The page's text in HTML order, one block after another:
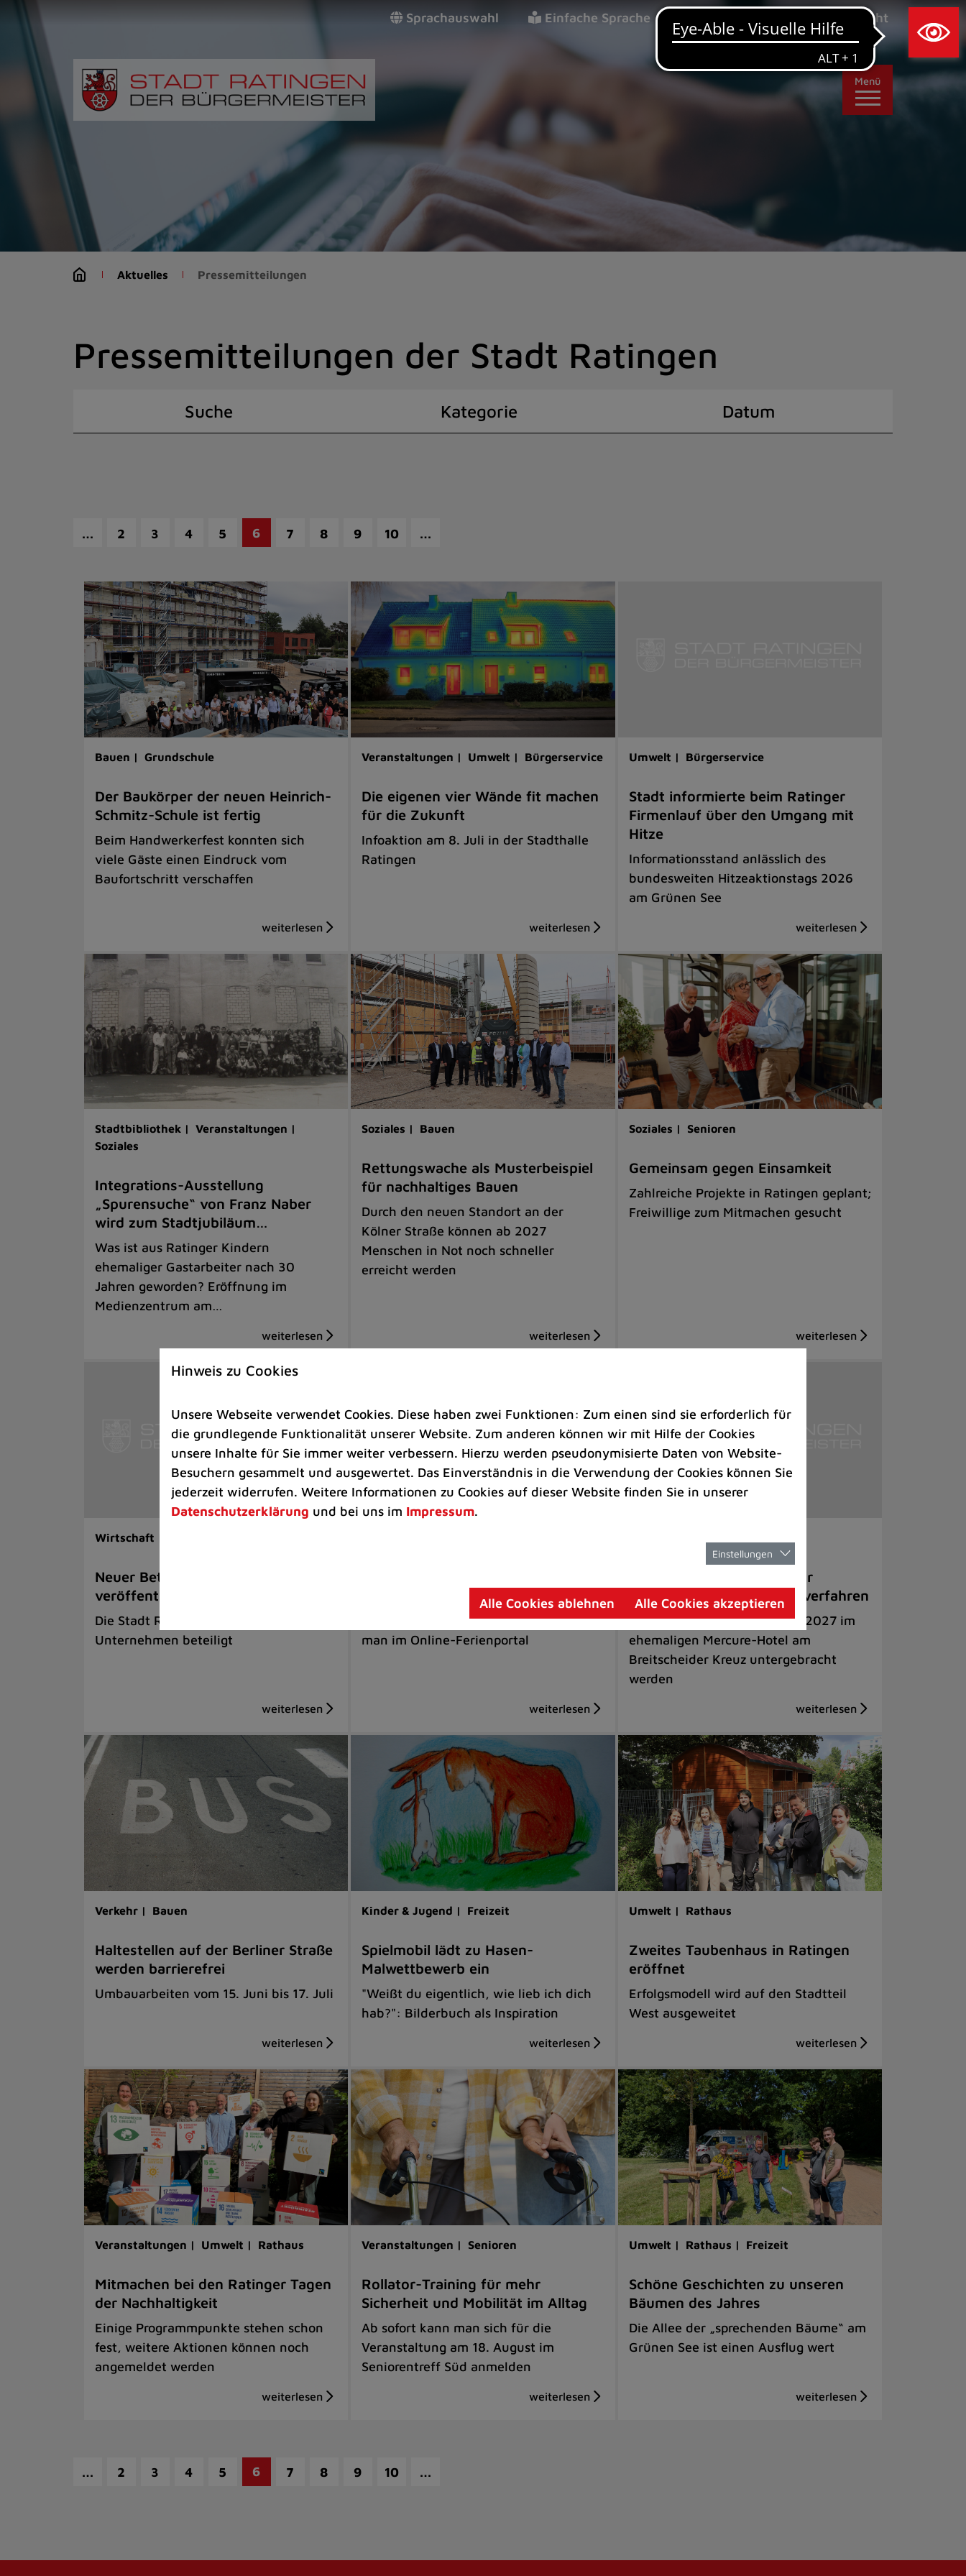
(Schnelltaste
Zum
Seitenanfang
springen
(Schnelltaste
Navigation/Menü
(Schnelltaste
Zur
Sprachauswahl Einfache Sprache Ansicht
Aktuelles Pressemitteilungen
Pressemitteilungen der Stadt Ratingen
Suche Kategorie Datum
… 2 3 4 5 6 7 8 9 10 …
Bauen | Grundschule
Der Baukörper der neuen Heinrich-
Schmitz-Schule ist fertig
Beim Handwerkerfest konnten sich
viele Gäste einen Eindruck vom
Baufortschritt verschaffen
Veranstaltungen | Umwelt | Bürgerservice
Die eigenen vier Wände fit machen
für die Zukunft
Infoaktion am 8. Juli in der Stadthalle
Ratingen
Umwelt | Bürgerservice
Stadt informierte beim Ratinger
Firmenlauf über den Umgang mit
Hitze
Informationsstand anlässlich des
bundesweiten Hitzeaktionstags 2026
am Grünen See
Stadtbibliothek |
Veranstaltungen |
Soziales
Integrations-Ausstellung
„Spurensuche“ von Franz Naber
wird zum Stadtjubiläum…
Was ist aus Ratinger Kindern
ehemaliger Gastarbeiter nach 30
Jahren geworden? Eröffnung im
Medienzentrum am…
Soziales | Bauen
Rettungswache als Musterbeispiel
für nachhaltiges Bauen
Durch den neuen Standort an der
Kölner Straße können ab 2027
Menschen in Not noch schneller
erreicht werden
Soziales | Senioren
Gemeinsam gegen Einsamkeit
Zahlreiche Projekte in Ratingen geplant;
Freiwillige zum Mitmachen gesucht
Wirtschaft |
Neuer Beteiligungsbericht der Stadt
veröffentlicht
Die Stadt Ratingen ist an verschiedenen
Unternehmen beteiligt
Gesamtübersicht der Angebote findet
man im Online-Ferienportal
ZUE in Breitscheid wird zur
Einrichtung für Asylgrenzverfahren
Bis zu 60 Personen sollen ab 2027 im
ehemaligen Mercure-Hotel am
Breitscheider Kreuz untergebracht
werden
Verkehr | Bauen
Haltestellen auf der Berliner Straße
werden barrierefrei
Umbauarbeiten vom 15. Juni bis 17. Juli
Kinder & Jugend | Freizeit
Spielmobil lädt zu Hasen-
Malwettbewerb ein
"Weißt du eigentlich, wie lieb ich dich
hab?": Bilderbuch als Inspiration
Umwelt | Rathaus
Zweites Taubenhaus in Ratingen
eröffnet
Erfolgsmodell wird auf den Stadtteil
West ausgeweitet
Veranstaltungen | Umwelt | Rathaus
Mitmachen bei den Ratinger Tagen
der Nachhaltigkeit
Einige Programmpunkte stehen schon
fest, weitere Aktionen können noch
angemeldet werden
Veranstaltungen | Senioren
Rollator-Training für mehr
Sicherheit und Mobilität im Alltag
Ab sofort kann man sich für die
Veranstaltung am 18. August im
Seniorentreff Süd anmelden
Umwelt | Rathaus | Freizeit
Schöne Geschichten zu unseren
Bäumen des Jahres
Die Allee der „sprechenden Bäume“ am
Grünen See ist einen Ausflug wert
… 2 3 4 5 6 7 8 9 10 …
×
Hinweis zu Cookies
Unsere Webseite verwendet Cookies. Diese haben zwei Funktionen: Zum einen sind sie erforderlich für
die grundlegende Funktionalität unserer Website. Zum anderen können wir mit Hilfe der Cookies
unsere Inhalte für Sie immer weiter verbessern. Hierzu werden pseudonymisierte Daten von Website-
Besuchern gesammelt und ausgewertet. Das Einverständnis in die Verwendung der Cookies können Sie
jederzeit widerrufen. Weitere Informationen zu Cookies auf dieser Website finden Sie in unserer
Datenschutzerklärung und bei uns im Impressum.
Einstellungen
Alle Cookies ablehnen Alle Cookies akzeptieren